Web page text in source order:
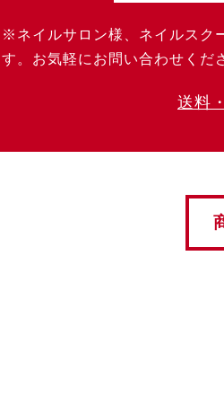
※ネイルサロン様、ネイルスク
す。お気軽にお問い合わせくだ
送料